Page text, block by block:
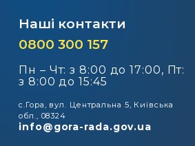
Наші контакти
0800 300 157
Пн – Чт: з 8:00 до 17:00, Пт:
з 8:00 до 15:45
с.Гора, вул. Центральна 5, Київська
обл., 08324
info@gora-rada.gov.ua